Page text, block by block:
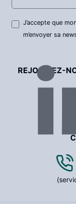
J’accepte que
m’envoyer sa
REJOIGNEZ-